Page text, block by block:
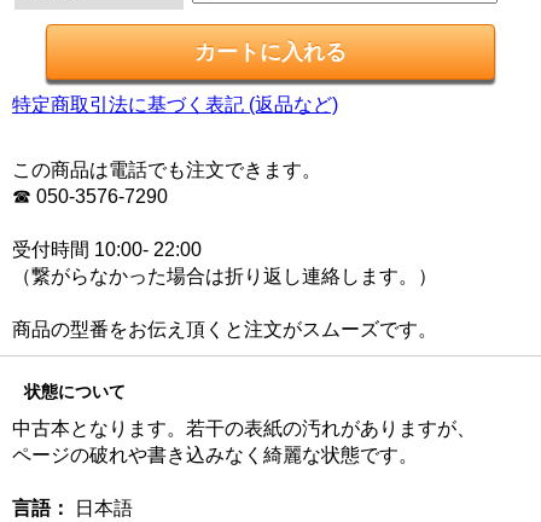
特定商取引法に基づく表記 (返品など)
この商品は電話でも注文できます。
☎ 050-3576-7290
受付時間 10:00- 22:00
（繋がらなかった場合は折り返し連絡します。）
商品の型番をお伝え頂くと注文がスムーズです。
状態について
中古本となります。若干の表紙の汚れがありますが、
ページの破れや書き込みなく綺麗な状態です。
言語：
日本語